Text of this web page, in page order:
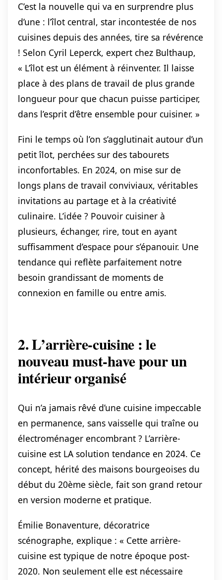
C’est la nouvelle qui va en surprendre plus
d’une : l’îlot central, star incontestée de nos
cuisines depuis des années, tire sa révérence
! Selon Cyril Leperck, expert chez Bulthaup,
« L’îlot est un élément à réinventer. Il laisse
place à des plans de travail de plus grande
longueur pour que chacun puisse participer,
dans l’esprit d’être ensemble pour cuisiner. »
Fini le temps où l’on s’agglutinait autour d’un
petit îlot, perchées sur des tabourets
inconfortables. En 2024, on mise sur de
longs plans de travail conviviaux, véritables
invitations au partage et à la créativité
culinaire. L’idée ? Pouvoir cuisiner à
plusieurs, échanger, rire, tout en ayant
suffisamment d’espace pour s’épanouir. Une
tendance qui reflète parfaitement notre
besoin grandissant de moments de
connexion en famille ou entre amis.
2. L’arrière-cuisine : le
nouveau must-have pour un
intérieur organisé
Qui n’a jamais rêvé d’une cuisine impeccable
en permanence, sans vaisselle qui traîne ou
électroménager encombrant ? L’arrière-
cuisine est LA solution tendance en 2024. Ce
concept, hérité des maisons bourgeoises du
début du 20ème siècle, fait son grand retour
en version moderne et pratique.
Émilie Bonaventure, décoratrice
scénographe, explique : « Cette arrière-
cuisine est typique de notre époque post-
2020. Non seulement elle est nécessaire